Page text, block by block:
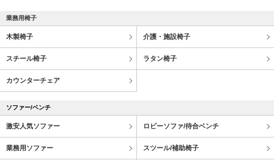
業務用椅子
木製椅子 介護・施設椅子
スチール椅子 ラタン椅子
カウンターチェア
ソファー/ベンチ
激安人気ソファー ロビーソファ/待合ベンチ
業務用ソファー スツール/補助椅子